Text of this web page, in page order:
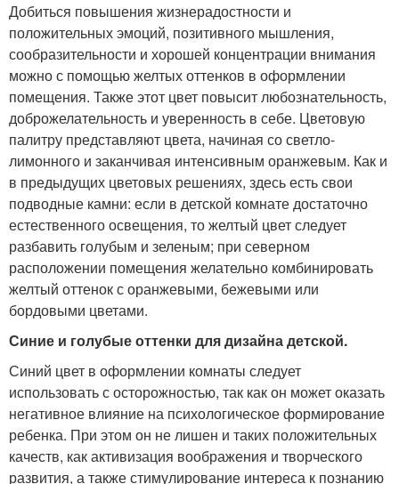
Добиться повышения жизнерадостности и
положительных эмоций, позитивного мышления,
сообразительности и хорошей концентрации внимания
можно с помощью желтых оттенков в оформлении
помещения. Также этот цвет повысит любознательность,
доброжелательность и уверенность в себе. Цветовую
палитру представляют цвета, начиная со светло-
лимонного и заканчивая интенсивным оранжевым. Как и
в предыдущих цветовых решениях, здесь есть свои
подводные камни: если в детской комнате достаточно
естественного освещения, то желтый цвет следует
разбавить голубым и зеленым; при северном
расположении помещения желательно комбинировать
желтый оттенок с оранжевыми, бежевыми или
бордовыми цветами.
Синие и голубые оттенки для дизайна детской.
Синий цвет в оформлении комнаты следует
использовать с осторожностью, так как он может оказать
негативное влияние на психологическое формирование
ребенка. При этом он не лишен и таких положительных
качеств, как активизация воображения и творческого
развития, а также стимулирование интереса к познанию